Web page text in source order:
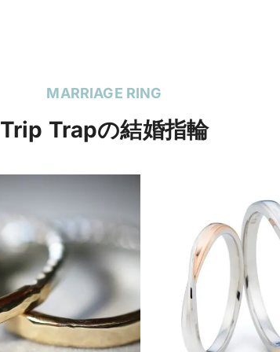
MARRIAGE RING
Trip Trapの結婚指輪